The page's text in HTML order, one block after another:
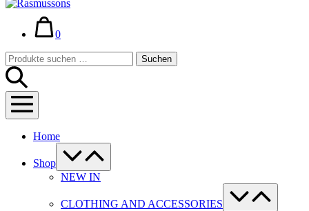
Warenkorb
0im
Suche-
Schalter
Suchen
nach:
Suchen
Menü-
Schalter
Home
Shop
Menü-
Schalter
NEW IN
CLOTHING AND ACCESSORIES
Menü-
Schalter